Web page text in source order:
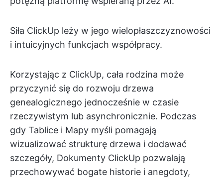
Siła ClickUp leży w jego wielopłaszczyznowości
i intuicyjnych funkcjach współpracy.
Korzystając z ClickUp, cała rodzina może
przyczynić się do rozwoju drzewa
genealogicznego jednocześnie w czasie
rzeczywistym lub asynchronicznie. Podczas
gdy Tablice i Mapy myśli pomagają
wizualizować strukturę drzewa i dodawać
szczegóły, Dokumenty ClickUp pozwalają
przechowywać bogate historie i anegdoty,